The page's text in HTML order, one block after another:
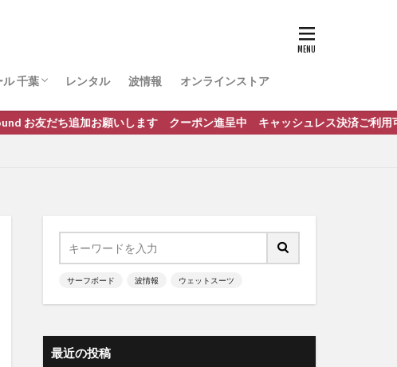
千葉
ルレポート
レンタル 波情報 オンラインストア
追加お願いします クーポン進呈中 キャッシュレス決済ご利用可能です
サーフボード 波情報 ウェットスーツ
最近の投稿